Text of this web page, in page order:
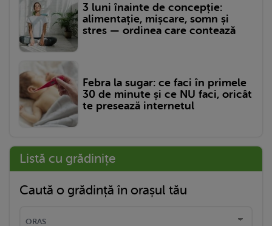
3 luni înainte de concepție:
alimentație, mișcare, somn și
stres — ordinea care contează
Febra la sugar: ce faci în primele
30 de minute și ce NU faci, oricât
te presează internetul
Listă cu grădinițe
Caută o grădință în orașul tău